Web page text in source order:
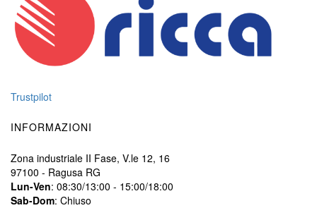
Trustpilot
INFORMAZIONI
Zona industriale II Fase, V.le 12, 16
97100 - Ragusa RG
Lun-Ven: 08:30/13:00 - 15:00/18:00
Sab-Dom: Chiuso